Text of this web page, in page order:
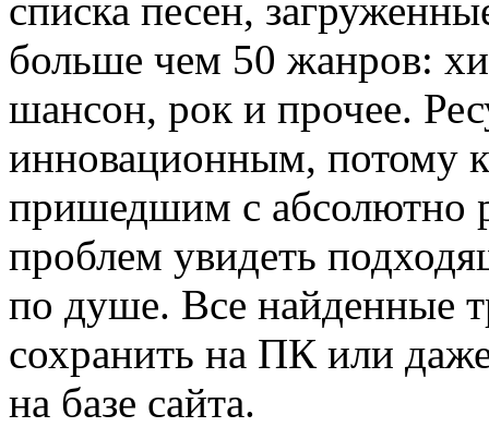
списка песен,
больше чем 50 жанров:
шансон, рок и прочее.
инновационным, потому
пришедшим с абсолютно
проблем увидеть
по душе. Все найденные
сохранить на ПК или
на базе сайта.